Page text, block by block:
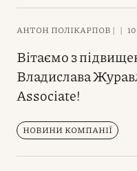
АНТОН ПОЛІКАРПОВ | |
Вітаємо з
Владислава
Associate!
НОВИНИ КОМПАНІЇ